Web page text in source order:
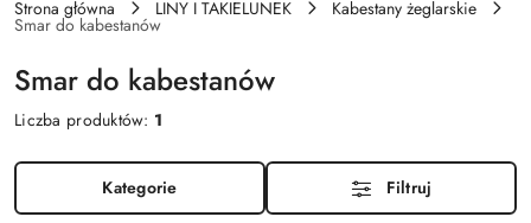
Strona główna LINY I TAKIELUNEK Kabestany żeglarskie
Smar do kabestanów
Smar do kabestanów
Liczba produktów: 1
Kategorie Filtruj